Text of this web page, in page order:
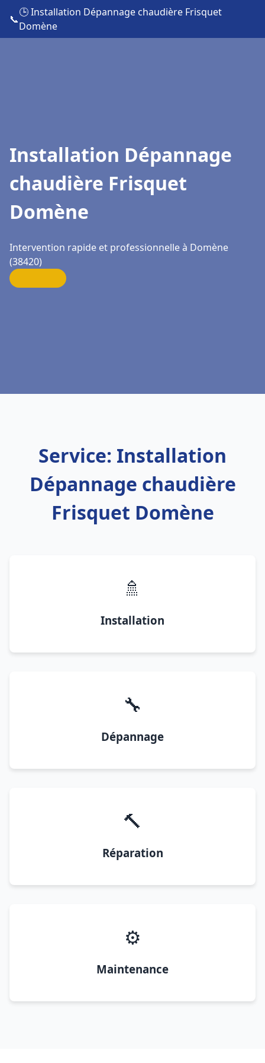
📞
🕒 Installation Dépannage chaudière Frisquet
Domène
Installation Dépannage
chaudière Frisquet
Domène
Intervention rapide et professionnelle à Domène
(38420)
Service: Installation
Dépannage chaudière
Frisquet Domène
🚿
Installation
🔧
Dépannage
🔨
Réparation
⚙️
Maintenance